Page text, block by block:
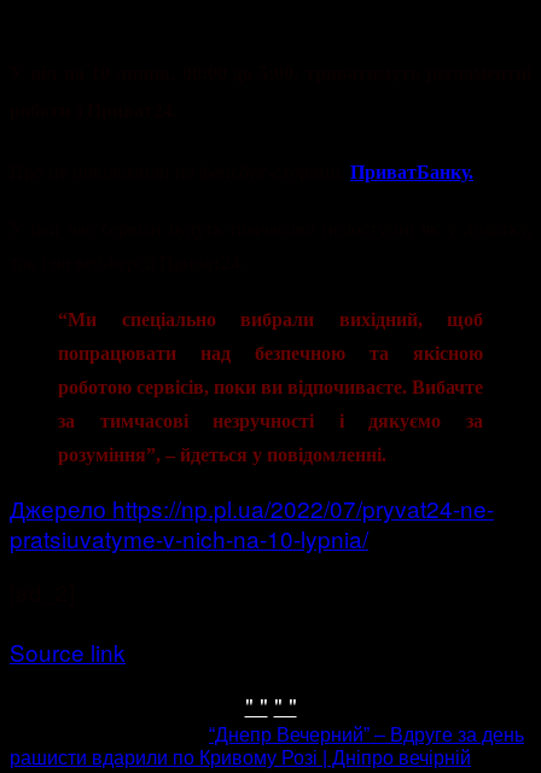
ПриватБанку.
“Ми спеціально вибрали вихідний, щоб
попрацювати над безпечною та якісною
роботою сервісів, поки ви відпочиваєте. Вибачте
за тимчасові незручності і дякуємо за
розуміння”, – йдеться у повідомленні.
Джерело https://np.pl.ua/2022/07/pryvat24-ne-
pratsiuvatyme-v-nich-na-10-lypnia/
Source link
" " " "
“Днепр Вечерний” – Вдруге за день
рашисти вдарили по Кривому Розі | Дніпро вечірній